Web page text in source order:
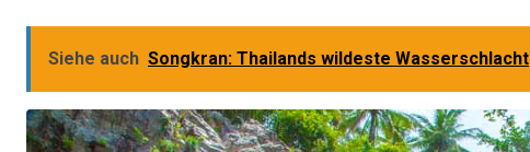
Siehe auch Songkran: Thailands wildeste Wasserschlacht